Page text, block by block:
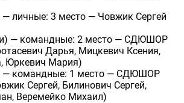
личные: 3 место — Човжик Сергей
— командные: 2 место — СДЮШОР
Дарья, Мицкевич Ксения,
Юркевич Мария)
— командные: 1 место — СДЮШОР
Сергей, Билинович Сергей,
Веремейко Михаил)